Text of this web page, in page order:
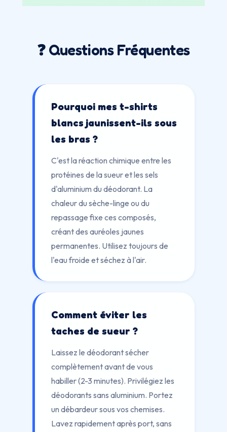
❓ Questions Fréquentes
Pourquoi mes t-shirts
blancs jaunissent-ils sous
les bras ?
C'est la réaction chimique entre les
protéines de la sueur et les sels
d'aluminium du déodorant. La
chaleur du sèche-linge ou du
repassage fixe ces composés,
créant des auréoles jaunes
permanentes. Utilisez toujours de
l'eau froide et séchez à l'air.
Comment éviter les
taches de sueur ?
Laissez le déodorant sécher
complètement avant de vous
habiller (2-3 minutes). Privilégiez les
déodorants sans aluminium. Portez
un débardeur sous vos chemises.
Lavez rapidement après port, sans